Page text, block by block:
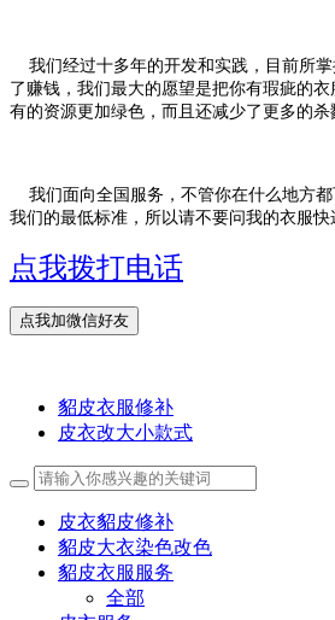
我们经过十多年的开发和实践，目前所掌
了赚钱，我们最大的愿望是把你有瑕疵的
有的资源更加绿色，而且还减少了更多的杀
我们面向全国服务，不管你在什么地方都
我们的最低标准，所以请不要问我的衣服快
点我拨打电话
貂皮衣服修补
皮衣改大小款式
皮衣貂皮修补
貂皮大衣染色改色
貂皮衣服服务
全部